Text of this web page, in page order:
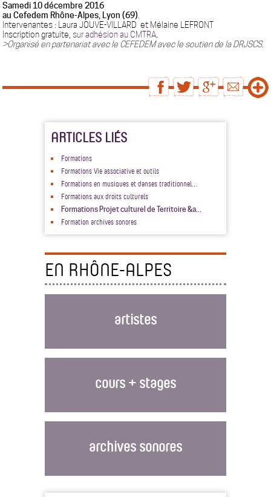
Samedi 10 décembre 2016
au Cefedem Rhône-Alpes, Lyon (69)
Intervenantes : Laura JOUVE-VILLARD et Mélaine LEFRONT
Inscription gratuite, sur adhésion au CMTRA
>Organisé en partenariat avec le CEFEDEM avec le soutien de la DRJSCS.
ARTICLES LIÉS
Formations
Formations Vie associative et outils
Formations en musiques et danses traditionnel...
Formations aux droits culturels
Formations Projet culturel de Territoire &a...
Formation archives sonores
EN RHÔNE-ALPES
artistes
cours + stages
archives sonores